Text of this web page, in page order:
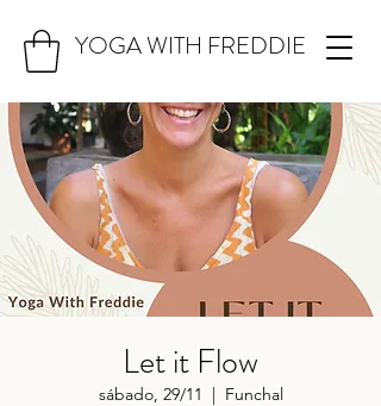
YOGA WITH FREDDIE
Let it Flow
sábado, 29/11
  |
Funchal